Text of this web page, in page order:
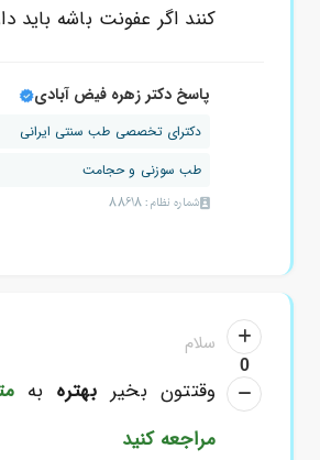
کنند اگر عفونت باشه باید
پاسخ دکتر زهره فیض آبادی
دکترای تخصصی طب سنتی ایرانی
طب سوزنی و حجامت
شماره نظام: 88618
0
سلام
وقتتون بخیربهتره به
مراجعه کنید